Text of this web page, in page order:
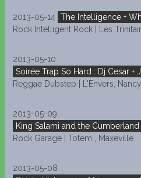
2013-05-14
The Intelligence +
Rock Intelligent Rock | Les
2013-05-10
Soirée Trap So Hard : Dj Cesar +
Reggae Dubstep | L'Envers, Nancy
2013-05-09
King Salami and the
Rock Garage | Totem , Maxeville
2013-05-08